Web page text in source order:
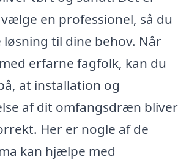
en professionel, så du
til dine behov. Når
erfarne fagfolk, kan du
at installation og
af dit omfangsdræn bliver
Her er nogle af de
kan hjælpe med